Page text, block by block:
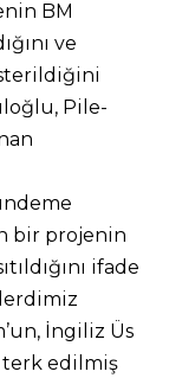
BM
ve
Pile-
bir projenin
ifade
İngiliz Üs
terk edilmiş